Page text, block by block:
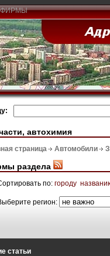
автохимия
страница Автомобили
раздела
по: городу
регион:
статьи